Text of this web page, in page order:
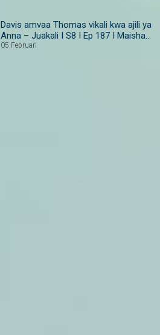
Davis amvaa Thomas vikali kwa ajili ya
Anna – Juakali I S8 I Ep 187 I Maisha
Magic Bongo
05 Februari